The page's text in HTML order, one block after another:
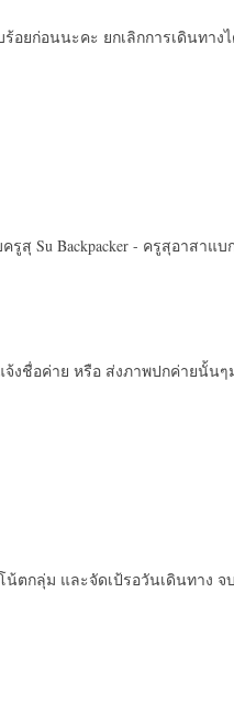
อยก่อนนะคะ ยกเลิกการเดินทา
Su Backpacker -​ ครู​สุ​อาสา​แบ
จ้งชื่อค่าย หรือ ส่งภาพปกค่ายนั้นๆ
น้ต​กลุ่ม และจัดเป้รอวันเดินทาง